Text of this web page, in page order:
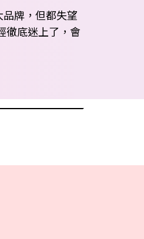
牌，但都失望
徹底迷上了，會